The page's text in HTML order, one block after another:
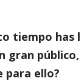
tiempo has
gran público,
para ello?